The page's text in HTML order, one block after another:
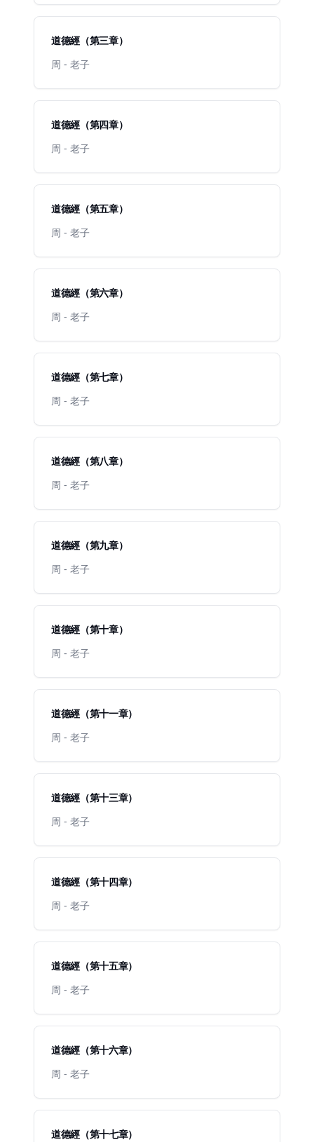
道德經（第三章）
周 - 老子
道德經（第四章）
周 - 老子
道德經（第五章）
周 - 老子
道德經（第六章）
周 - 老子
道德經（第七章）
周 - 老子
道德經（第八章）
周 - 老子
道德經（第九章）
周 - 老子
道德經（第十章）
周 - 老子
道德經（第十一章）
周 - 老子
道德經（第十三章）
周 - 老子
道德經（第十四章）
周 - 老子
道德經（第十五章）
周 - 老子
道德經（第十六章）
周 - 老子
道德經（第十七章）